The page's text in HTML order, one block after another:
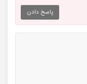
پاسخ دادن